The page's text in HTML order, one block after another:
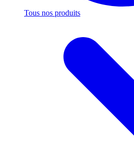
Tous nos produits